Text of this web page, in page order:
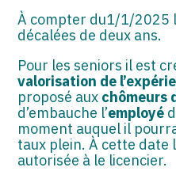
À compter du1/1/2025
décalées de deux ans.
Pour les seniors il est
valorisation de
proposé aux chômeurs
d’embauche l’employé
moment auquel il
taux plein. À cette date
autorisée à le licencier.